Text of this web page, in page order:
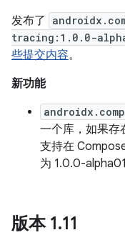
发布了
tracing:1.0.0-
些提交内容。
新功能
一个库，如果存
支持在
为 1.0.0-alpha01
版本 1.11